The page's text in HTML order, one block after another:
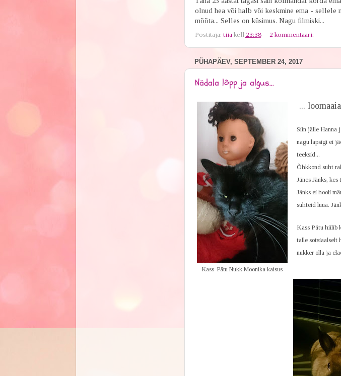
olnud hea või halb või keskmine ema - sellele
mõõta... Selles on küsimus. Nagu filmiski...
Postitaja: tiia kell 23:38 2 kommentaari:
PÜHAPÄEV, SEPTEMBER 24, 2017
Nädala lõpp ja algus...
Kass Pätu Nukk Moonika kaisus
...
Siin jälle Hanna
nagu lapsigi ei
teeksid...
Õhkkond suht
Jänes Jänks,
Jänks ei hooli
suhteid luua.
Kass Pätu hiilib
talle sotsiaalselt
nukker olla ja